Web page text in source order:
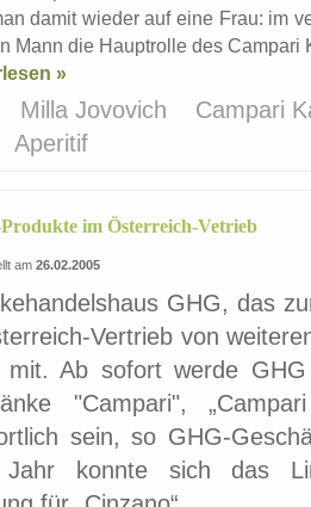
damit wieder auf eine Frau: im
Mann die Hauptrolle des Campari
»
Milla Jovovich
Campari
Aperitif
im Österreich-Vetrieb
am 26.02.2005
GHG, das
Vertrieb von
mit. Ab sofort werde
"Campari",
sein, so GHG-
konnte sich das